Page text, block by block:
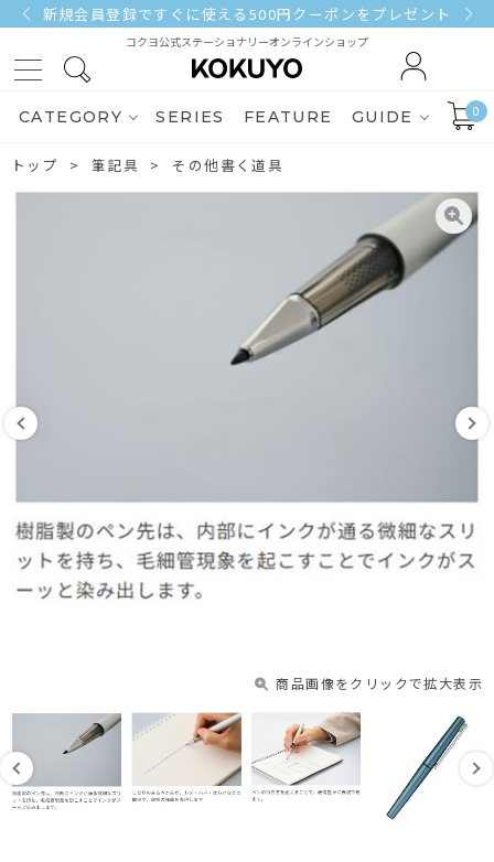
新規会員登録ですぐに使える500円クーポンをプレゼント
コクヨ公式ステーショナリーオンラインショップ
CATEGORY SERIES FEATURE GUIDE 0
トップ 筆記具 その他書く道具
商品画像をクリックで拡大表示